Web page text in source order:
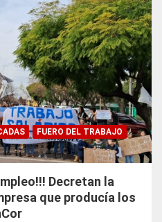
FUERO DEL TRABAJO
Decretan la
que producía los